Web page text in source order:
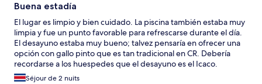
Buena estadía
El lugar es limpio y bien cuidado. La piscina también estaba muy
limpia y fue un punto favorable para refrescarse durante el día.
El desayuno estaba muy bueno; talvez pensaría en ofrecer una
opción con gallo pinto que es tan tradicional en CR. Debería
recordarse a los huespedes que el desayuno es el Icaco.
Nosotros tuvimos que llamar porque no sabíamos donde ir a
Séjour de 2 nuits